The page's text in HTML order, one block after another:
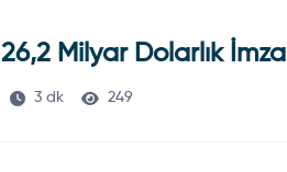
Milyar Dolarlık İmza
3 dk 249